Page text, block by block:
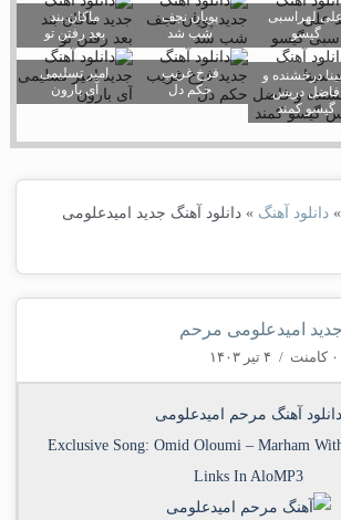
لهراسبی
گیسو
پویان نجف
شب شد
ماکان بند
بعد رفتن تو
درخشنده و
فاضل دریس
گیسو کمند
فرخ غریب
حکم دل
امیر تسلیمی
آی بارون
» دانلود آهنگ » دانلود آهنگ جدید امیدعلومی
جدید امیدعلومی مرحم
۰ کامنت / ۴ تیر ۱۴۰۳
دانلود آهنگ مرحم امیدعلومی
Exclusive Song: Omid Oloumi– Marham
Links In AloMP3